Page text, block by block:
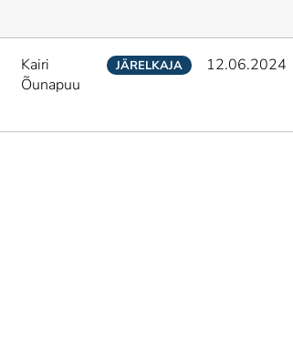
Kairi
Õunapuu
JÄRELKAJA 12.06.2024